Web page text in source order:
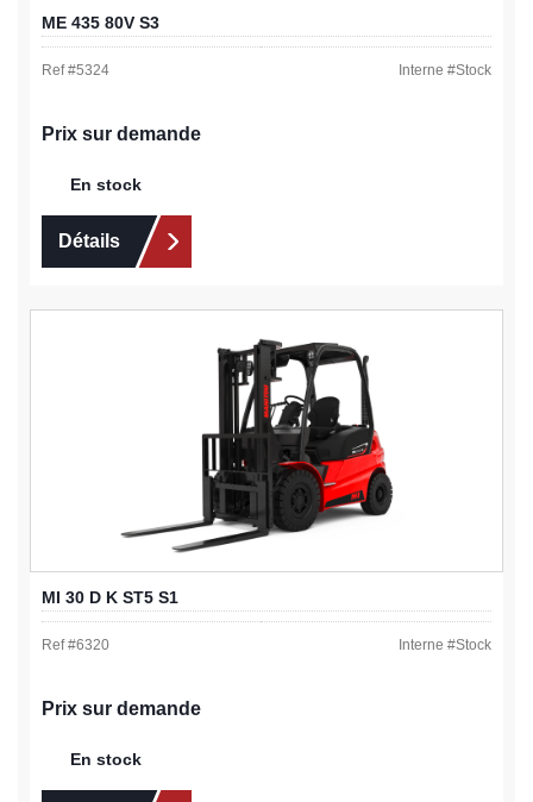
ME 435 80V S3
Ref #5324 Interne #Stock
Prix sur demande
En stock
Détails
MI 30 D K ST5 S1
Ref #6320 Interne #Stock
Prix sur demande
En stock